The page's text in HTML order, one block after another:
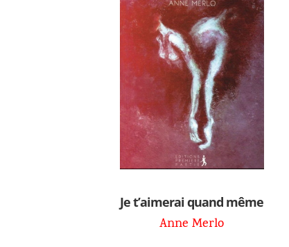
Je t’aimerai quand même
Anne Merlo